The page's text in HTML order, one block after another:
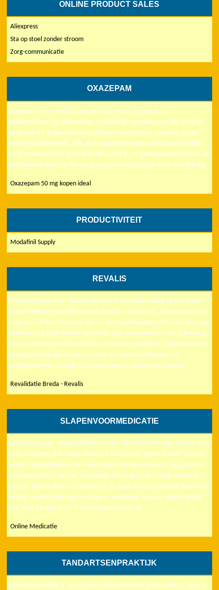
ONLINE PRODUCT SALES
Aliexpress
Sta op stoel zonder stroom
Zorg-communicatie
OXAZEPAM
Oxazepam is een medicijn dat gebruikt wordt om angst- en
slaapstoornissen te behandelen. Ondanks de voordelen van het medicijn
kun je ook last krijgen van verschillende bijwerkingen, zoals een droge
mond of vermoeidheid. Ook als je oxazepam kopen wilt is het belangrijk
om te checken welke dosis geschikt is voor u. Dit geneesmiddel bestaat uit
verschillende dosering die we straks gaan toelichten in onze omschrijving.
Oxazepam 50 mg kopen ideal
PRODUCTIVITEIT
Modafinil Supply
REVALIS
Bij revalidatiecentrum Revalis bieden wij een behandeling op het gebied
van poliklinische revalidatie aan in Breda en Den Bosch. Hierin leren we u
omgaan met uw chronische pijn- en vermoeidheidsklachten waardoor pijn
vermindert of zelfs volledig verdwijnt. Ons revalidatiecentrum in Breda is
er voor resultaatgerichte poliklinische zorg in revalidatie, uitgevoerd door
gespecialiseerde behandelaars onder verantwoordelijkheid van
revalidatieartsen. U bent bij ons team dus in uitstekende handen.
Revalidatie Breda - Revalis
SLAPENVOORMEDICATIE
De oplossing voor slaapproblemen is eigenlijk heel eenvoudig: slapen. Dat
klinkt misschien raar, maar zodra je lichaam weer gewend raakt aan een
normaal slaapritme kan het veel slaapproblemen oplossen. Juist daarom
raden specialisten aan om slaapmedicatie te gebruiken voor een korte
periode. Hierna dient je lichaam over te gaan op een natuurlijk slaapritme.
Hoe dit te werk gaat kan variëren per medicatie, daarom leggen wij dit
voor ieder gangbare vorm van slaapmedicatie uit.
Online Medicatie
TANDARTSENPRAKTIJK
Tandartsenpraktijk St. Jozef is uw gespecialiseerde angsttandarts, waar u